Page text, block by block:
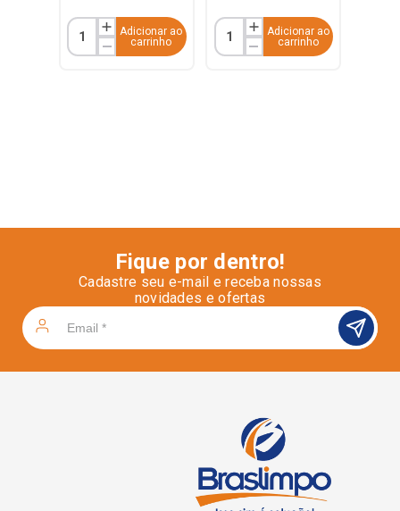
Adicionar ao
carrinho
Adicionar ao
carrinho
Fique por dentro!
Cadastre seu e-mail e receba nossas
novidades e ofertas